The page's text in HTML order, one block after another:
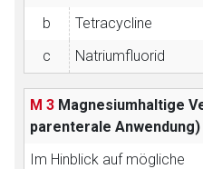
b
Tetracycline
c
Natriumfluorid
M 3 Magnesiumhaltige
parenterale Anwendung)
Im Hinblick auf mögliche